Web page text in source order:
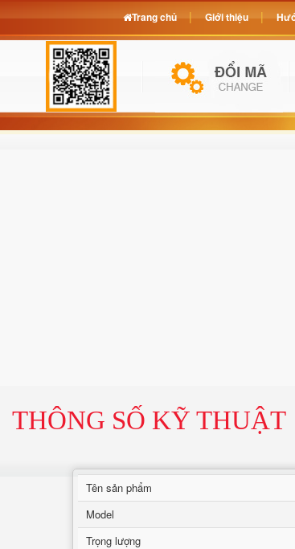
THÔNG SỐ KỸ THUẬT
Tên sản phẩm
Model
Trọng lượng
Trang chủ Giới thiệu